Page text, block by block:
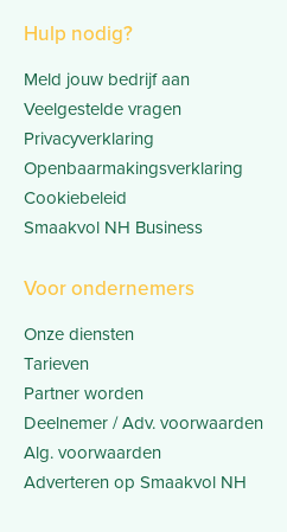
Hulp nodig?
Meld jouw bedrijf aan
Veelgestelde vragen
Privacyverklaring
Openbaarmakingsverklaring
Cookiebeleid
Smaakvol NH Business
Voor ondernemers
Onze diensten
Tarieven
Partner worden
Deelnemer / Adv. voorwaarden
Alg. voorwaarden
Adverteren op Smaakvol NH